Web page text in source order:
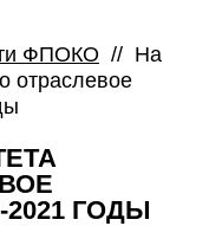
ФПОКО // На
отраслевое
ГОДЫ